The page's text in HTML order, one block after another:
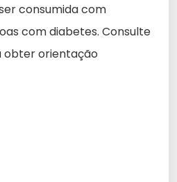
consumida com
com diabetes. Consulte
obter orientação